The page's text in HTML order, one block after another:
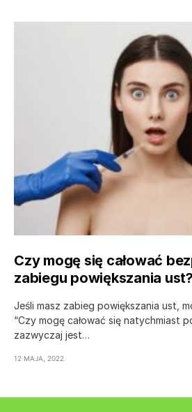
Czy mogę się całować
zabiegu powiększania ust?
Jeśli masz zabieg powiększania ust,
“Czy mogę całować się natychmiast
zazwyczaj jest…
12 MAJA, 2022